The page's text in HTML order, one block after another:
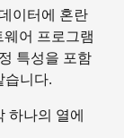
이터에 혼란
어 프로그램
특성을 포함
습니다.
하나의 열에